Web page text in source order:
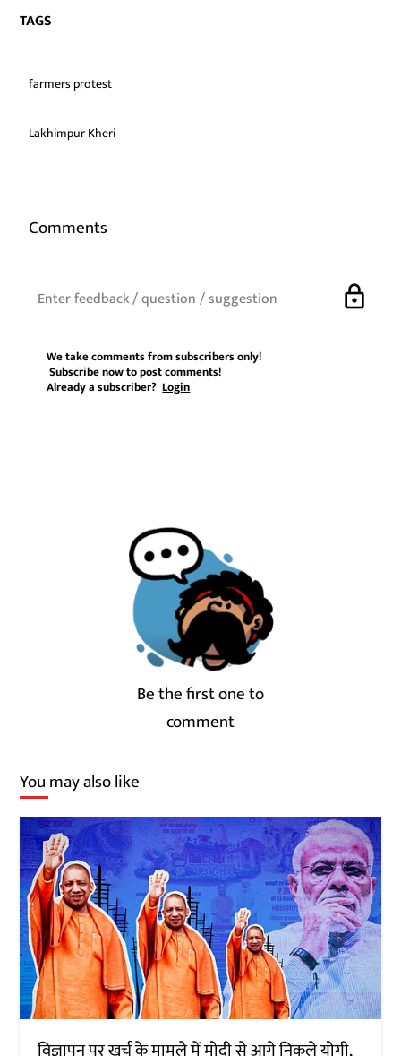
TAGS
farmers protest
Lakhimpur Kheri
Comments
lock
We take comments from subscribers only!
Subscribe nowto post comments!
Already a subscriber?Login
Be the first one to
comment
You may also like